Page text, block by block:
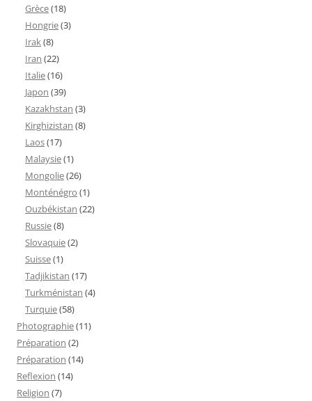
Grèce(18)
Hongrie(3)
Irak(8)
Iran (22)
Italie(16)
Japon (39)
Kazakhstan (3)
Kirghizistan (8)
Laos(17)
Malaysie(1)
Mongolie(26)
Monténégro (1)
Ouzbékistan (22)
Russie(8)
Slovaquie(2)
Suisse(1)
Tadjikistan (17)
Turkménistan (4)
Turquie(58)
Photographie(11)
Préparation (2)
Préparation (14)
Reflexion (14)
Religion (7)